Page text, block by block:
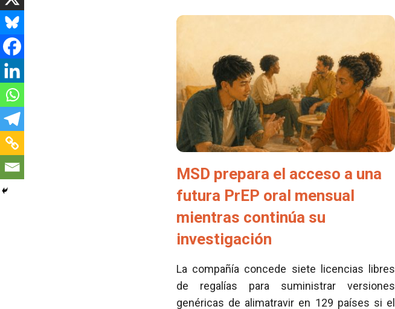
MSD prepara el acceso a una
futura PrEP oral mensual
mientras continúa su
investigación
La compañía concede siete licencias libres
de regalías para suministrar versiones
genéricas de alimatravir en 129 países si el